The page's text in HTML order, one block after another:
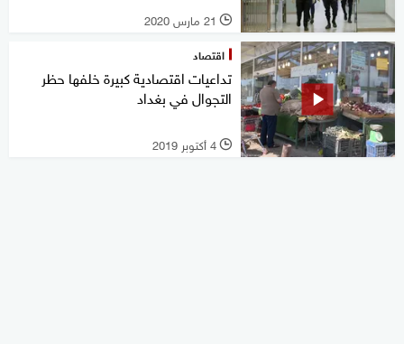
l 21 مارس 2020
اقتصاد
تداعيات اقتصادية كبيرة خلفها حظر
التجوال في بغداد
l 4 أكتوبر 2019